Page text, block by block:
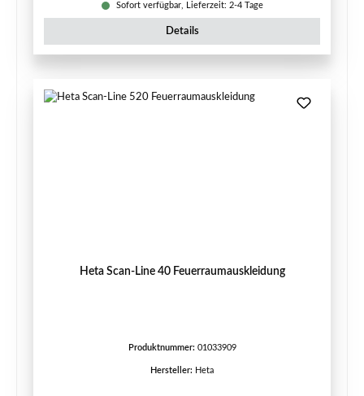
Sofort verfügbar, Lieferzeit: 2-4 Tage
Details
Heta Scan-Line 40 Feuerraumauskleidung
Produktnummer: 01033909
Hersteller: Heta